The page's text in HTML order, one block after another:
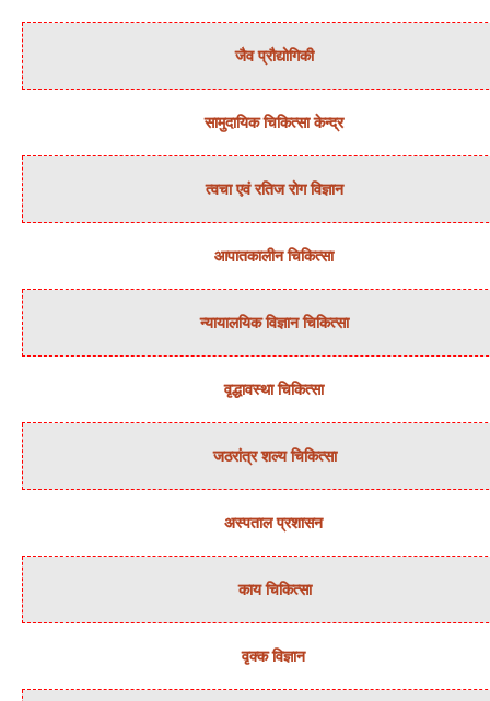
जैव प्रौद्योगिकी
सामुदायिक चिकित्‍सा केन्‍द्र
त्‍वचा एवं रतिज रोग विज्ञान
आपातकालीन चिकित्सा
न्‍यायालयिक विज्ञान चिकित्‍सा
वृद्धावस्था चिकित्सा
जठरांत्र शल्‍य चिकित्‍सा
अस्‍पताल प्रशासन
काय चिकित्‍सा
वृक्‍क विज्ञान